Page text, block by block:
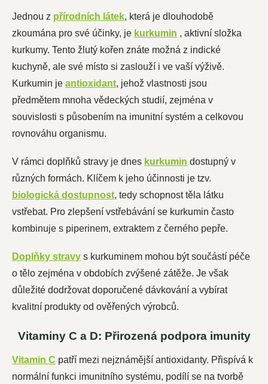
Jednou z přírodních látek, která je dlouhodobě
zkoumána pro své účinky, je kurkumin , aktivní složka
kurkumy. Tento žlutý kořen znáte možná z indické
kuchyně, ale své místo si zaslouží i ve vaší výživě.
Kurkumin je antioxidant, jehož vlastnosti jsou
předmětem mnoha vědeckých studií, zejména v
souvislosti s působením na imunitní systém a celkovou
rovnováhu organismu.
V rámci doplňků stravy je dnes kurkumin dostupný v
různých formách. Klíčem k jeho účinnosti je tzv.
biologická dostupnost, tedy schopnost těla látku
vstřebat. Pro zlepšení vstřebávání se kurkumin často
kombinuje s piperinem, extraktem z černého pepře.
Doplňky stravy s kurkuminem mohou být součástí péče
o tělo zejména v obdobích zvýšené zátěže. Je však
důležité dodržovat doporučené dávkování a vybírat
kvalitní produkty od ověřených výrobců.
Vitaminy C a D: Přirozená podpora imunity
Vitamin C patří mezi nejznámější antioxidanty. Přispívá k
normální funkci imunitního systému, podílí se na tvorbě